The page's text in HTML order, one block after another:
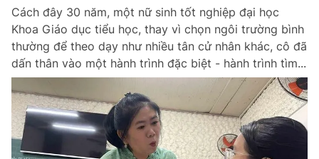
Cách đây 30 năm, một nữ sinh tốt nghiệp đại học
Khoa Giáo dục tiểu học, thay vì chọn ngôi trường bình
thường để theo dạy như nhiều tân cử nhân khác, cô đã
dấn thân vào một hành trình đặc biệt - hành trình tìm...